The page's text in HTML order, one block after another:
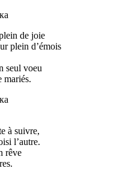
de joie
plein d’émois
seul voeu
mariés.
à suivre,
l’autre.
rêve